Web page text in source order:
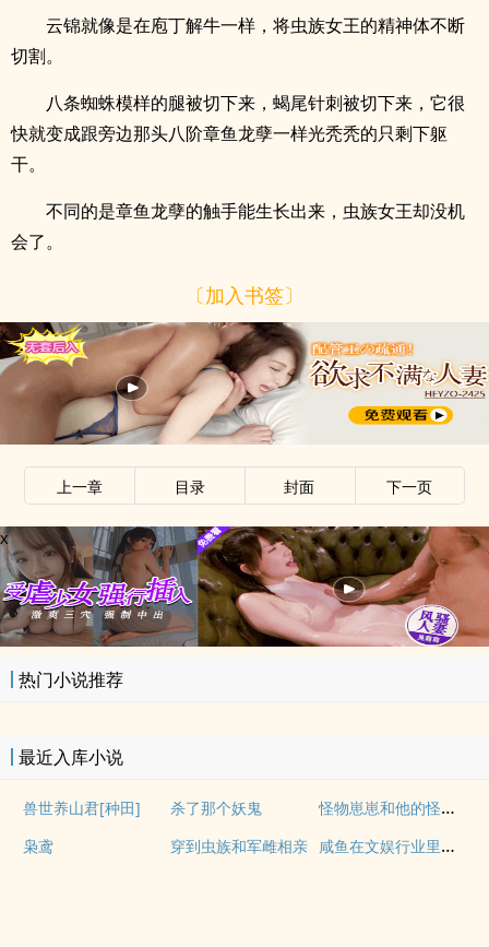
云锦就像是在庖丁解牛一样，将虫族女王的精神体不断
切割。
八条蜘蛛模样的腿被切下来，蝎尾针刺被切下来，它很
快就变成跟旁边那头八阶章鱼龙孽一样光秃秃的只剩下躯
干。
不同的是章鱼龙孽的触手能生长出来，虫族女王却没机
会了。
〔加入书签〕
x
上一章 目录 封面 下一页
x
热门小说推荐
最近入库小说
兽世养山君[种田] 杀了那个妖鬼 怪物崽崽和他的怪物监护人
枭鸢 穿到虫族和军雌相亲 咸鱼在文娱行业里疯狂内卷